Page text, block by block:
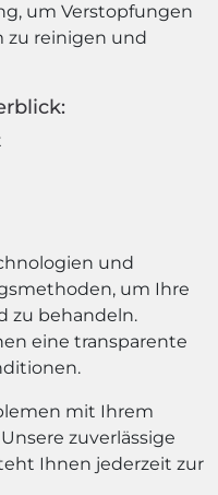
um Verstopfungen
zu reinigen und
und
um Ihre
zu behandeln.
eine transparente
mit Ihrem
zuverlässige
Ihnen jederzeit zur